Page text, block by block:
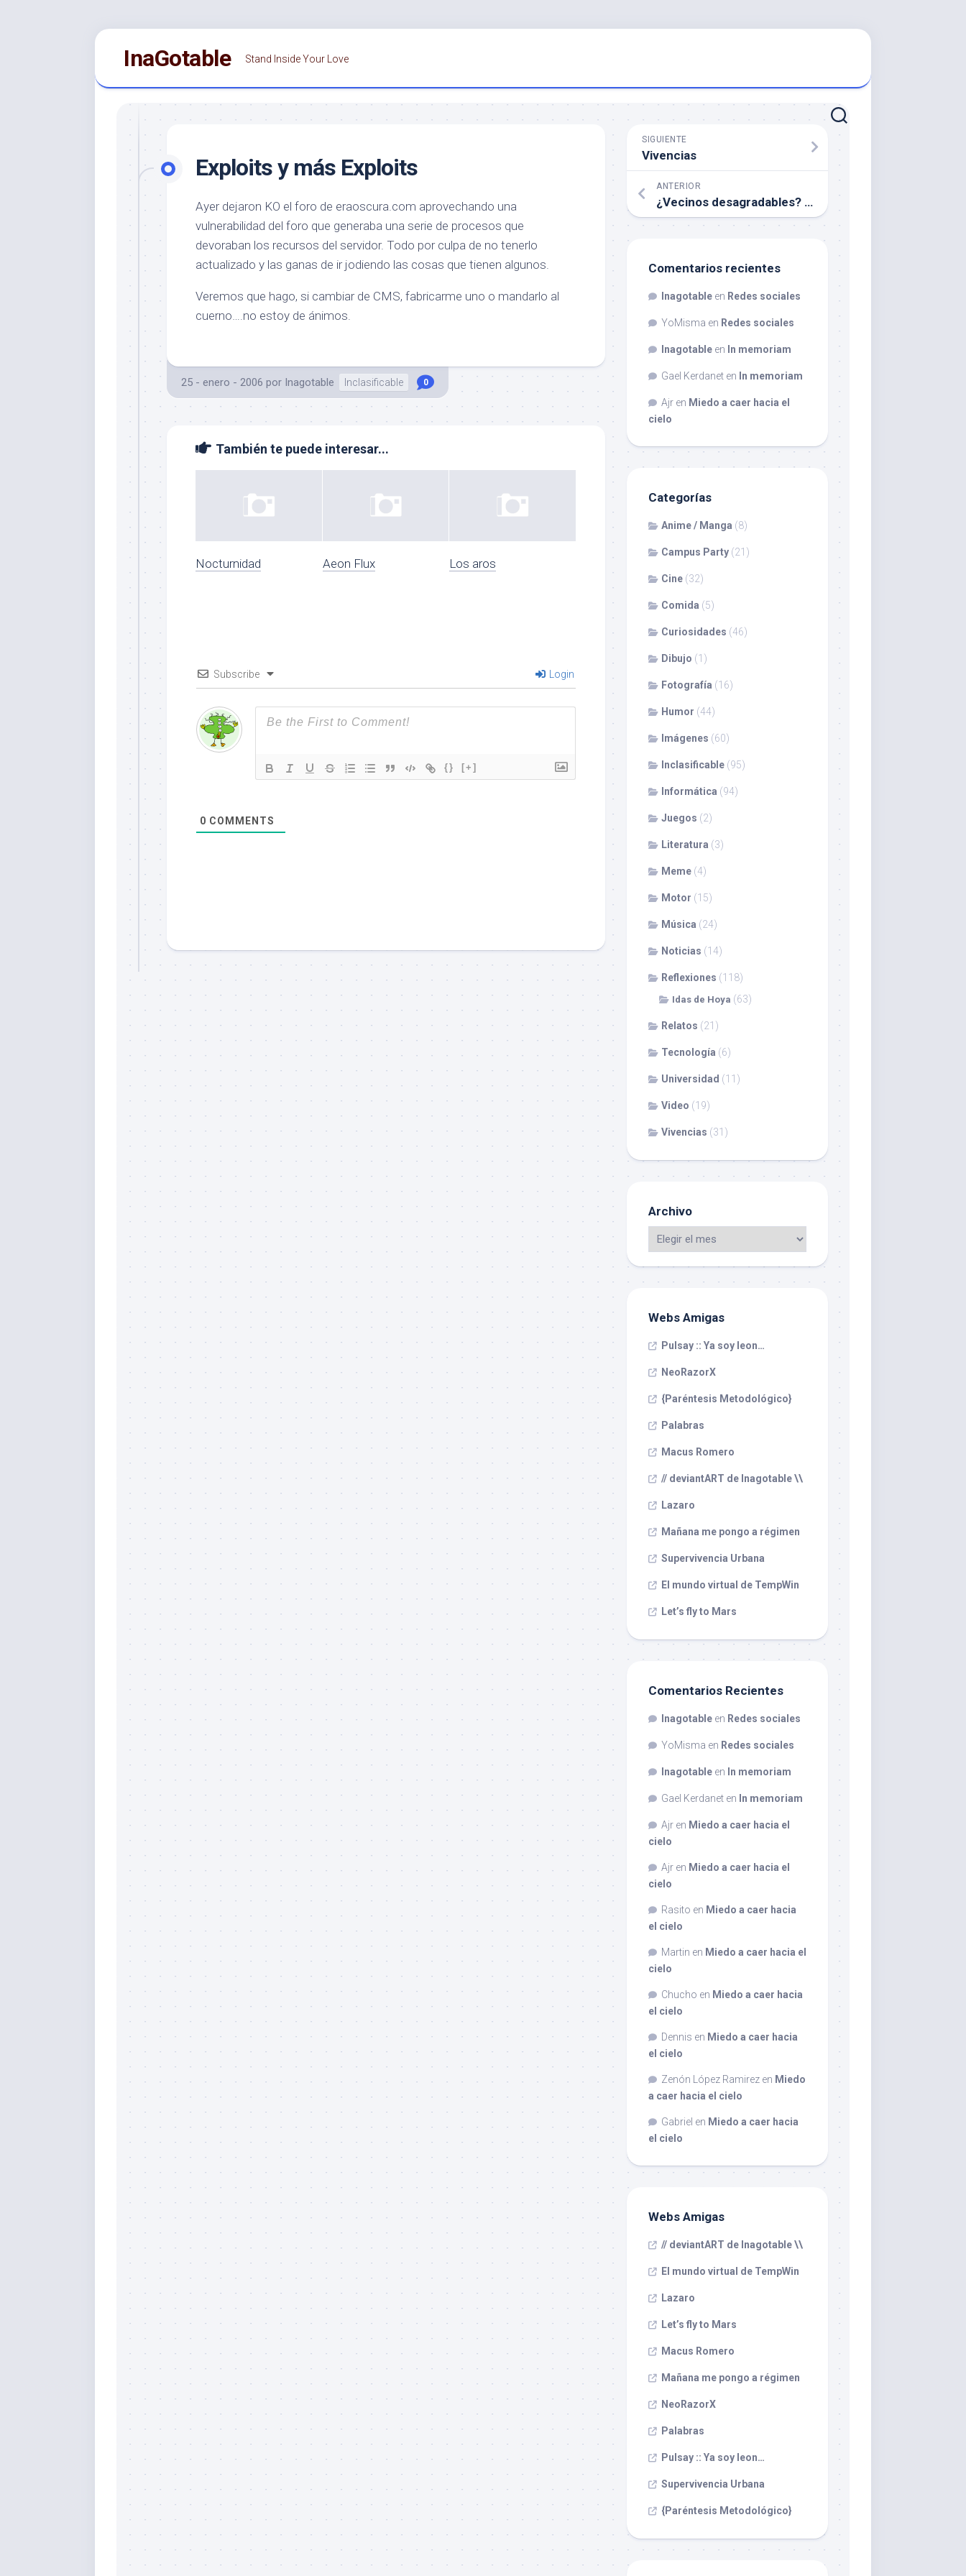
InaGotable Stand Inside Your Love
Exploits y más Exploits
Ayer dejaron KO el foro de eraoscura.com aprovechando una
vulnerabilidad del foro que generaba una serie de procesos que
devoraban los recursos del servidor. Todo por culpa de no tenerlo
actualizado y las ganas de ir jodiendo las cosas que tienen algunos.
Veremos que hago, si cambiar de CMS, fabricarme uno o mandarlo al
cuerno….no estoy de ánimos.
25 - enero - 2006 por Inagotable Inclasificable 0
También te puede interesar...
Nocturnidad Aeon Flux Los aros
Subscribe Login
{} [+]
0 COMMENTS
SIGUIENTE
Vivencias
ANTERIOR
¿Vecinos desagradables? Una gran paradoja
Comentarios recientes
Inagotable en Redes sociales
YoMisma en Redes sociales
Inagotable en In memoriam
Gael Kerdanet en In memoriam
Ajr en Miedo a caer hacia el
cielo
Categorías
Anime / Manga (8)
Campus Party (21)
Cine (32)
Comida (5)
Curiosidades (46)
Dibujo (1)
Fotografía (16)
Humor (44)
Imágenes (60)
Inclasificable (95)
Informática (94)
Juegos (2)
Literatura (3)
Meme (4)
Motor (15)
Música (24)
Noticias (14)
Reflexiones (118)
Idas de Hoya (63)
Relatos (21)
Tecnología (6)
Universidad (11)
Video (19)
Vivencias (31)
Archivo
Webs Amigas
Pulsay :: Ya soy leon…
NeoRazorX
{Paréntesis Metodológico}
Palabras
Macus Romero
// deviantART de Inagotable \\
Lazaro
Mañana me pongo a régimen
Supervivencia Urbana
El mundo virtual de TempWin
Let’s fly to Mars
Comentarios Recientes
Inagotable en Redes sociales
YoMisma en Redes sociales
Inagotable en In memoriam
Gael Kerdanet en In memoriam
Ajr en Miedo a caer hacia el
cielo
Ajr en Miedo a caer hacia el
cielo
Rasito en Miedo a caer hacia
el cielo
Martin en Miedo a caer hacia el
cielo
Chucho en Miedo a caer hacia
el cielo
Dennis en Miedo a caer hacia
el cielo
Zenón López Ramirez en Miedo
a caer hacia el cielo
Gabriel en Miedo a caer hacia
el cielo
Webs Amigas
// deviantART de Inagotable \\
El mundo virtual de TempWin
Lazaro
Let’s fly to Mars
Macus Romero
Mañana me pongo a régimen
NeoRazorX
Palabras
Pulsay :: Ya soy leon…
Supervivencia Urbana
{Paréntesis Metodológico}